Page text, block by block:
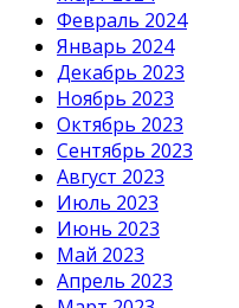
Февраль 2024
Январь 2024
Декабрь 2023
Ноябрь 2023
Октябрь 2023
Сентябрь 2023
Август 2023
Июль 2023
Июнь 2023
Май 2023
Апрель 2023